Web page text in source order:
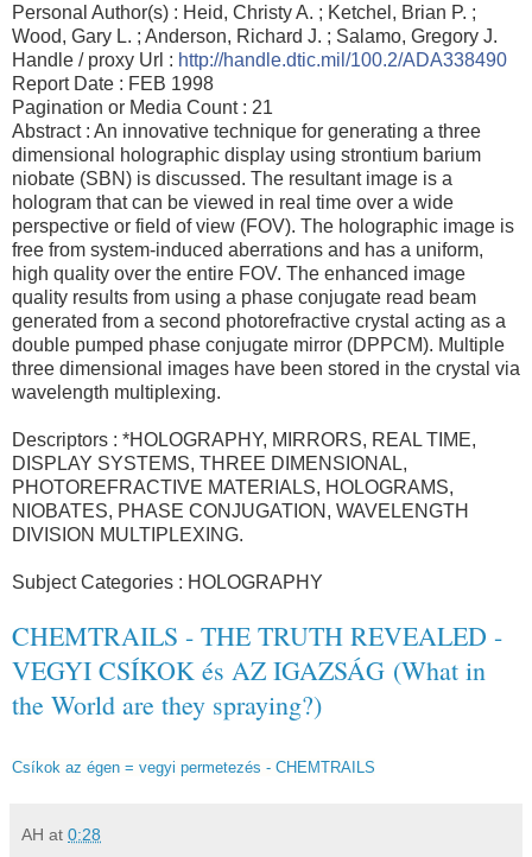
Personal Author(s) : Heid, Christy A. ; Ketchel, Brian P. ;
Wood, Gary L. ; Anderson, Richard J. ; Salamo, Gregory J.
Handle / proxy Url : http://handle.dtic.mil/100.2/ADA338490
Report Date : FEB 1998
Pagination or Media Count : 21
Abstract : An innovative technique for generating a three
dimensional holographic display using strontium barium
niobate (SBN) is discussed. The resultant image is a
hologram that can be viewed in real time over a wide
perspective or field of view (FOV). The holographic image is
free from system-induced aberrations and has a uniform,
high quality over the entire FOV. The enhanced image
quality results from using a phase conjugate read beam
generated from a second photorefractive crystal acting as a
double pumped phase conjugate mirror (DPPCM). Multiple
three dimensional images have been stored in the crystal via
wavelength multiplexing.
Descriptors : *HOLOGRAPHY, MIRRORS, REAL TIME,
DISPLAY SYSTEMS, THREE DIMENSIONAL,
PHOTOREFRACTIVE MATERIALS, HOLOGRAMS,
NIOBATES, PHASE CONJUGATION, WAVELENGTH
DIVISION MULTIPLEXING.
Subject Categories : HOLOGRAPHY
CHEMTRAILS - THE TRUTH REVEALED -
VEGYI CSÍKOK és AZ IGAZSÁG (What in
the World are they spraying?)
Csíkok az égen = vegyi permetezés - CHEMTRAILS
AH at 0:28